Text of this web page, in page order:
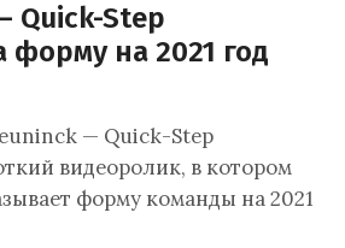
Quick-Step
форму на 2021 год
— Quick-Step
видеоролик, в котором
форму команды на 2021